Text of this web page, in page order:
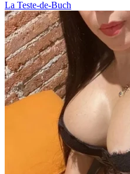
La Teste-de-Buch